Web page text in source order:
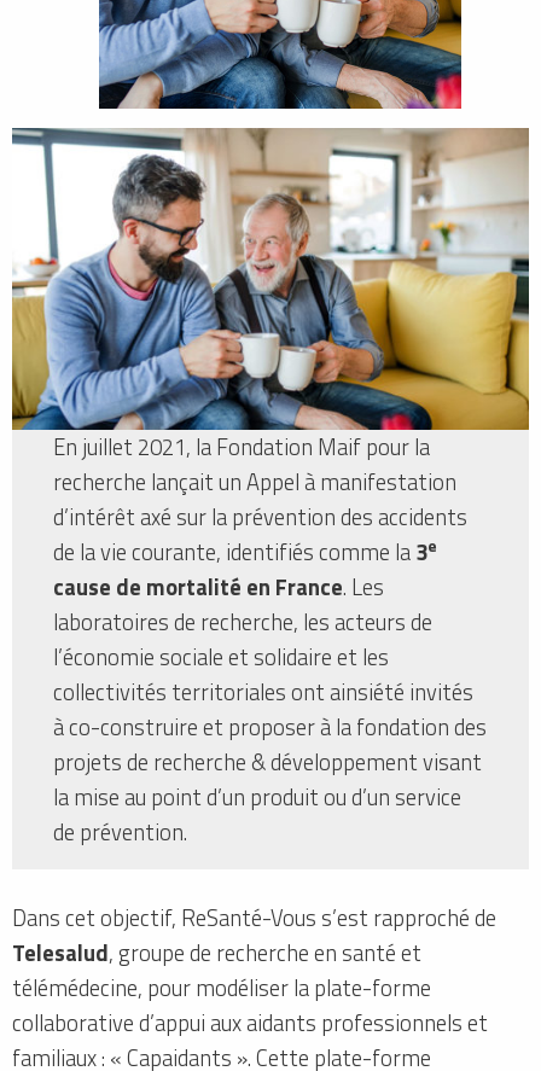
En juillet 2021, la Fondation Maif pour la
recherche lançait un Appel à manifestation
d’intérêt axé sur la prévention des accidents
de la vie courante, identifiés comme la3e
cause de mortalité en France. Les
laboratoires de recherche, les acteurs de
l’économie sociale et solidaire et les
collectivités territoriales ont ainsiété invités
à co-construire et proposer à la fondation des
projets de recherche & développement visant
la mise au point d’un produit ou d’un service
de prévention.
Dans cet objectif, ReSanté-Vous s’est rapproché de
Telesalud, groupe de recherche en santé et
télémédecine, pour modéliser la plate-forme
collaborative d’appui aux aidants professionnels et
familiaux : « Capaidants ». Cette plate-forme